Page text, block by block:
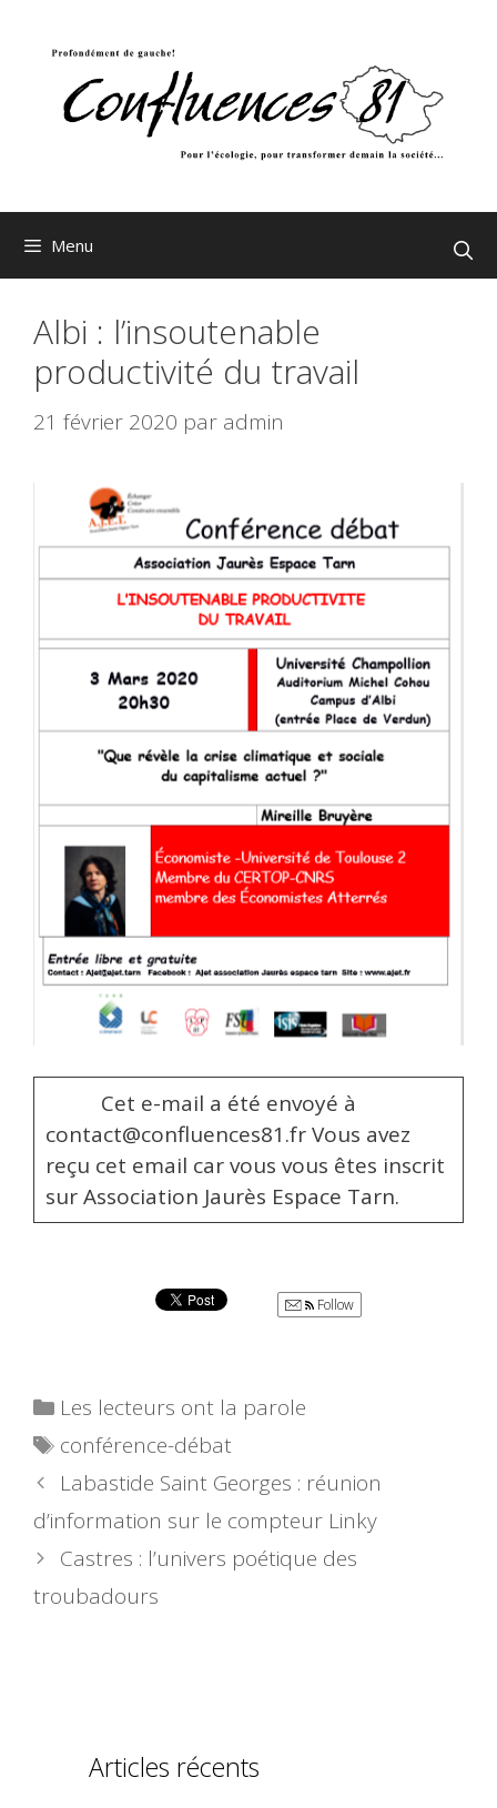
Menu
Albi : l’insoutenable
productivité du travail
21 février 2020 par admin
Cet e-mail a été envoyé à
contact@confluences81.fr Vous avez
reçu cet email car vous vous êtes inscrit
sur Association Jaurès Espace Tarn.
Follow
Catégories
Les lecteurs ont la parole
Étiquettes
conférence-débat
Labastide Saint Georges : réunion
d’information sur le compteur Linky
Castres : l’univers poétique des
troubadours
Articles récents